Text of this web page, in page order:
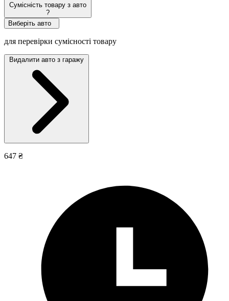
Сумісність товару з авто
?
Виберіть авто
для перевірки сумісності товару
Видалити авто з гаражу
647 ₴